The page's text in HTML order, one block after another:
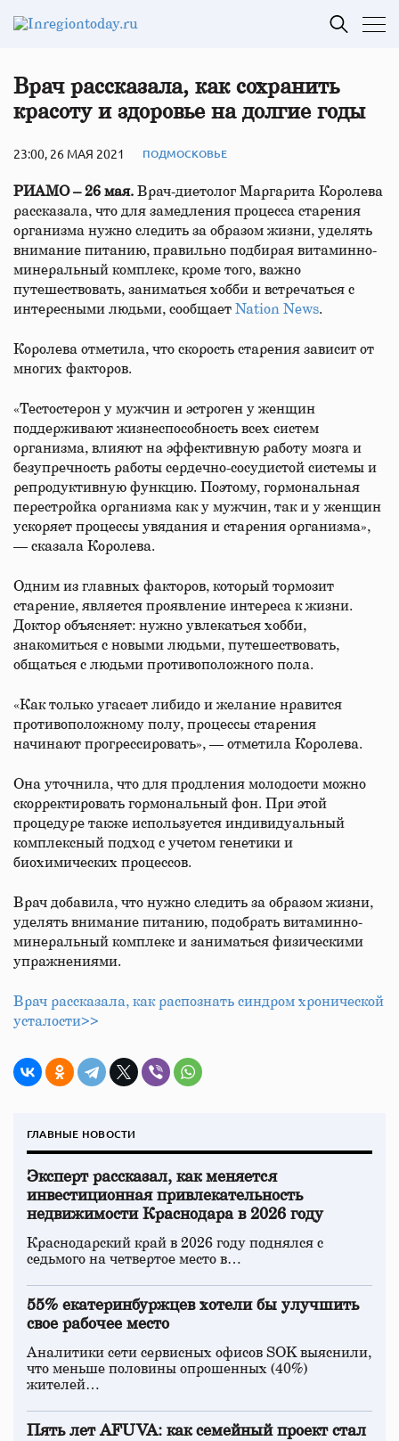
Врач рассказала, как сохранить
красоту и здоровье на долгие годы
23:00, 26 МАЯ 2021 ПОДМОСКОВЬЕ
РИАМО – 26 мая. Врач-диетолог Маргарита Королева
рассказала, что для замедления процесса старения
организма нужно следить за образом жизни, уделять
внимание питанию, правильно подбирая витаминно-
минеральный комплекс, кроме того, важно
путешествовать, заниматься хобби и встречаться с
интересными людьми, сообщает Nation News.
Королева отметила, что скорость старения зависит от
многих факторов.
«Тестостерон у мужчин и эстроген у женщин
поддерживают жизнеспособность всех систем
организма, влияют на эффективную работу мозга и
безупречность работы сердечно-сосудистой системы и
репродуктивную функцию. Поэтому, гормональная
перестройка организма как у мужчин, так и у женщин
ускоряет процессы увядания и старения организма»,
— сказала Королева.
Одним из главных факторов, который тормозит
старение, является проявление интереса к жизни.
Доктор объясняет: нужно увлекаться хобби,
знакомиться с новыми людьми, путешествовать,
общаться с людьми противоположного пола.
«Как только угасает либидо и желание нравится
противоположному полу, процессы старения
начинают прогрессировать», — отметила Королева.
Она уточнила, что для продления молодости можно
скорректировать гормональный фон. При этой
процедуре также используется индивидуальный
комплексный подход с учетом генетики и
биохимических процессов.
Врач добавила, что нужно следить за образом жизни,
уделять внимание питанию, подобрать витаминно-
минеральный комплекс и заниматься физическими
упражнениями.
Врач рассказала, как распознать синдром хронической
усталости>>
ГЛАВНЫЕ НОВОСТИ
Эксперт рассказал, как меняется
инвестиционная привлекательность
недвижимости Краснодара в 2026 году
Краснодарский край в 2026 году поднялся с
седьмого на четвертое место в…
55% екатеринбуржцев хотели бы улучшить
свое рабочее место
Аналитики сети сервисных офисов SOK выяснили,
что меньше половины опрошенных (40%)
жителей…
Пять лет AFUVA: как семейный проект стал